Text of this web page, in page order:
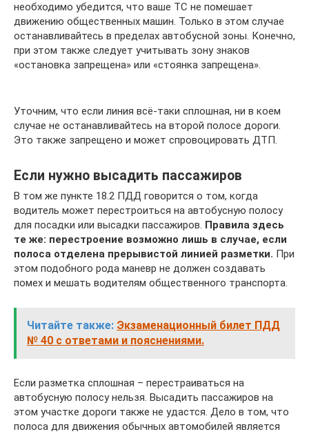
необходимо убедится, что ваше ТС не помешает
движению общественных машин. Только в этом случае
останавливайтесь в пределах автобусной зоны. Конечно,
при этом также следует учитывать зону знаков
«остановка запрещена» или «стоянка запрещена».
Уточним, что если линия всё-таки сплошная, ни в коем
случае не останавливайтесь на второй полосе дороги.
Это также запрещено и может спровоцировать ДТП.
Если нужно высадить пассажиров
В том же пункте 18.2 ПДД говорится о том, когда
водитель может перестроиться на автобусную полосу
для посадки или высадки пассажиров. Правила здесь
те же: перестроение возможно лишь в случае, если
полоса отделена прерывистой линией разметки. При
этом подобного рода маневр не должен создавать
помех и мешать водителям общественного транспорта.
Читайте также: Экзаменационный билет ПДД
№ 40 с ответами и пояснениями.
Если разметка сплошная – перестраиваться на
автобусную полосу нельзя. Высадить пассажиров на
этом участке дороги также не удастся. Дело в том, что
полоса для движения обычных автомобилей является